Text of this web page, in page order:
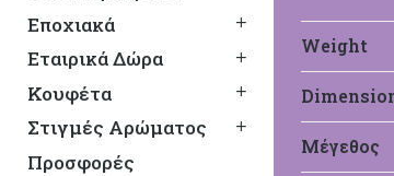
Εποχιακά
Εταιρικά Δώρα
Κουφέτα
Στιγμές Αρώματος
Προσφορές
Weight
Μέγεθος
Mak